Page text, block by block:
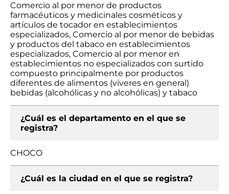
Comercio al por menor de productos
farmacéuticos y medicinales cosméticos y
artículos de tocador en establecimientos
especializados, Comercio al por menor de bebidas
y productos del tabaco en establecimientos
especializados, Comercio al por menor en
establecimientos no especializados con surtido
compuesto principalmente por productos
diferentes de alimentos (víveres en general)
bebidas (alcohólicas y no alcohólicas) y tabaco
¿Cuál es el departamento en el que se
registra?
CHOCO
¿Cuál es la ciudad en el que se registra?